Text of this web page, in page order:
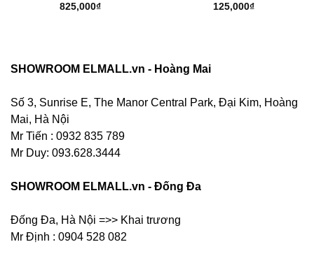
825,000₫
125,000₫
SHOWROOM ELMALL.vn - Hoàng Mai
Số 3, Sunrise E, The Manor Central Park, Đại Kim, Hoàng
Mai, Hà Nội
Mr Tiến : 0932 835 789
Mr Duy: 093.628.3444
SHOWROOM ELMALL.vn - Đống Đa
Đống Đa, Hà Nội =>> Khai trương
Mr Định : 0904 528 082